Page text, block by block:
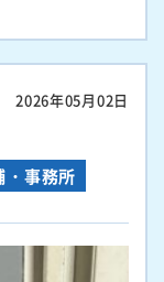
2026年05月02日
・事務所